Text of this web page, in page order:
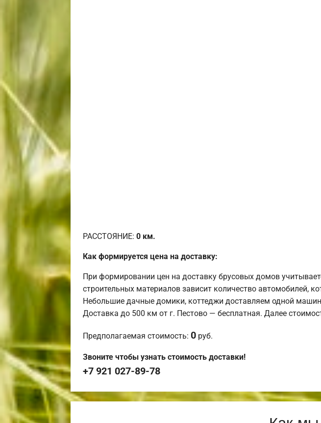
РАССТОЯНИЕ: 0 км.
Как формируется цена на доставку:
При формировании цен на доставку брусовых домов
строительных материалов зависит количество автомобилей,
Небольшие дачные домики, коттеджи доставляем одной
Доставка до 500 км от г. Пестово — бесплатная. Далее
Предполагаемая стоимость: 0 руб.
Звоните чтобы узнать стоимость доставки!
+7 921 027-89-78